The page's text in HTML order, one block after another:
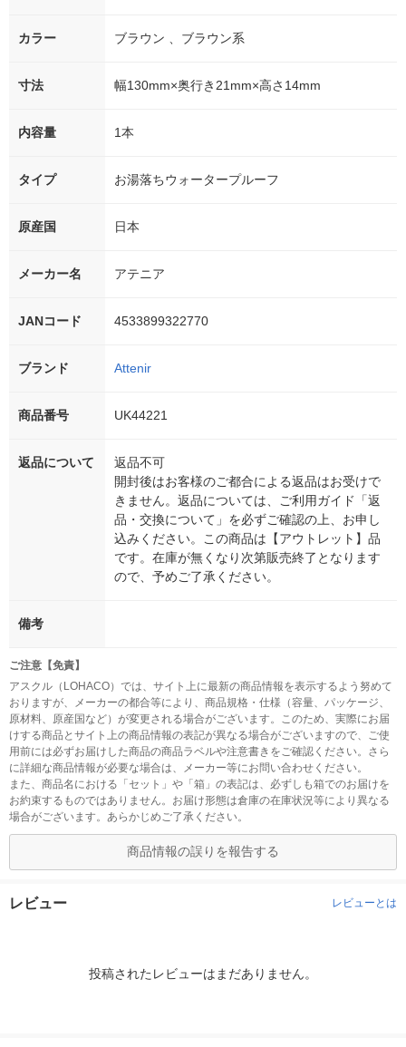
カラー ブラウン 、ブラウン系
寸法 幅130mm×奥行き21mm×高さ14mm
内容量 1本
タイプ お湯落ちウォータープルーフ
原産国 日本
メーカー名 アテニア
JANコード 4533899322770
ブランド Attenir
商品番号 UK44221
返品について
返品不可
開封後はお客様のご都合による返品はお受けで
きません。返品については、ご利用ガイド「返
品・交換について」を必ずご確認の上、お申し
込みください。この商品は【アウトレット】品
です。在庫が無くなり次第販売終了となります
ので、予めご了承ください。
備考
ご注意【免責】
アスクル（LOHACO）では、サイト上に最新の商品情報を表示するよう努めて
おりますが、メーカーの都合等により、商品規格・仕様（容量、パッケージ、
原材料、原産国など）が変更される場合がございます。このため、実際にお届
けする商品とサイト上の商品情報の表記が異なる場合がございますので、ご使
用前には必ずお届けした商品の商品ラベルや注意書きをご確認ください。さら
に詳細な商品情報が必要な場合は、メーカー等にお問い合わせください。
また、商品名における「セット」や「箱」の表記は、必ずしも箱でのお届けを
お約束するものではありません。お届け形態は倉庫の在庫状況等により異なる
場合がございます。あらかじめご了承ください。
商品情報の誤りを報告する
レビュー レビューとは
投稿されたレビューはまだありません。